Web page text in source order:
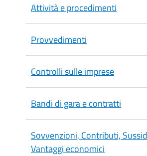
Attività e procedimenti
Provvedimenti
Controlli sulle imprese
Bandi di gara e contratti
Sovvenzioni, Contributi,
Vantaggi economici